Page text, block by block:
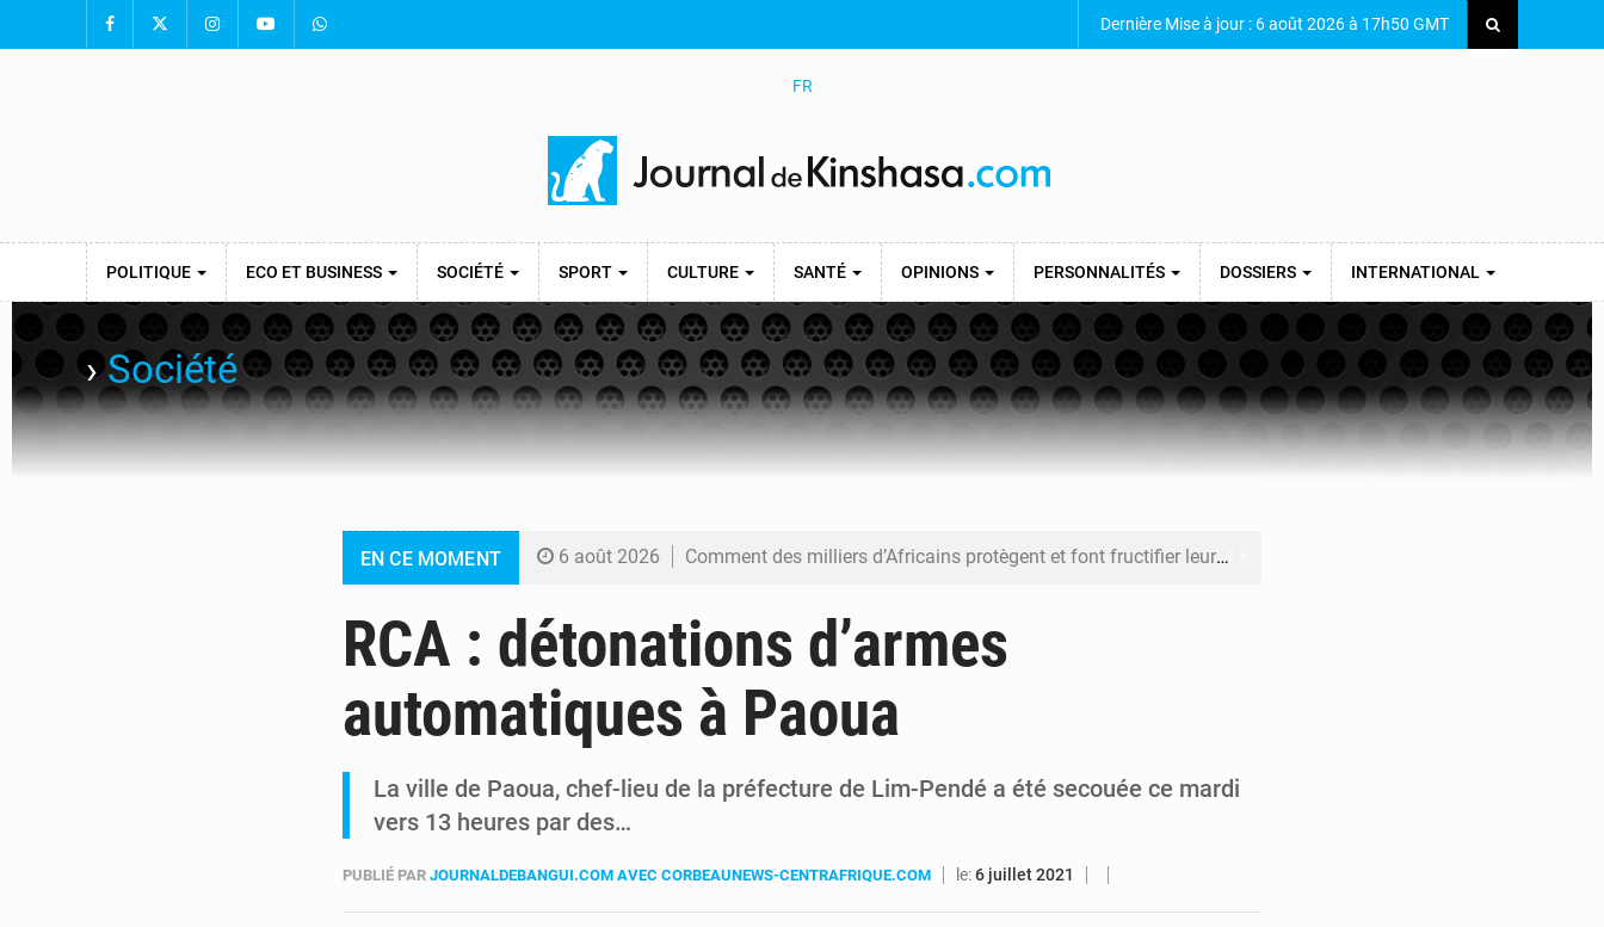
Dernière Mise à jour : 6 août 2026 à 17h50 GMT
FR
POLITIQUE ECO ET BUSINESS SOCIÉTÉ SPORT CULTURE SANTÉ OPINIONS PERSONNALITÉS DOSSIERS INTERNATIONAL
›Société
EN CE MOMENT 6 août 2026 Comment des milliers d’Africains protègent et font fructifier leur argent avec l’USDT
6 août 2026 Shadary et Minaku enfin transférés à l’auditorat militaire après 200 jours d’opacité
6 août 2026 Kinshasa : Le Gouvernement provincial annonce la construction imminente du boulevard Étienne Tshisekedi
RCA : détonations d’armes
automatiques à Paoua
La ville de Paoua, chef-lieu de la préfecture de Lim-Pendé a été secouée ce mardi
vers 13 heures par des…
PUBLIÉ PAR JOURNALDEBANGUI.COM AVEC CORBEAUNEWS-CENTRAFRIQUE.COM le:6 juillet 2021